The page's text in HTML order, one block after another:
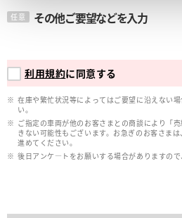
任意 その他ご要望などを入力
利用規約に同意する
在庫や繁忙状況等によってはご要望に沿えない
い。
ご指定の車両が他のお客さまとの商談により「
きない可能性もございます。お急ぎのお客さま
進めてください。
後日アンケ―トをお願いする場合がありますので